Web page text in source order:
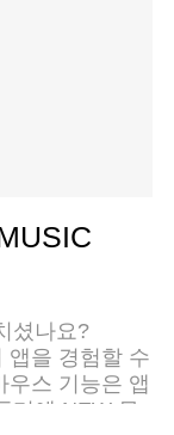
셨나요?
앱을 경험할 수
우스 기능은 앱
터에 NEW 뮤